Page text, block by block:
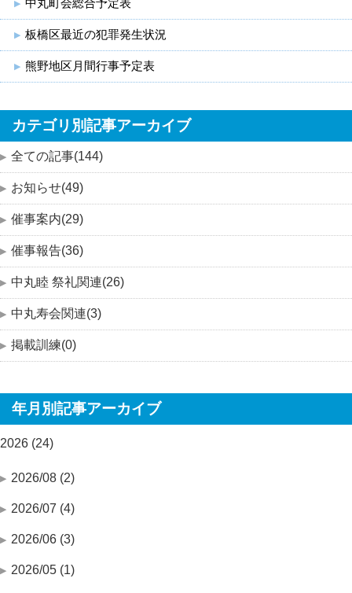
中丸町会総合予定表
板橋区最近の犯罪発生状況
熊野地区月間行事予定表
カテゴリ別記事アーカイブ
全ての記事(144)
お知らせ(49)
催事案内(29)
催事報告(36)
中丸睦 祭礼関連(26)
中丸寿会関連(3)
掲載訓練(0)
年月別記事アーカイブ
2026 (24)
2026/08 (2)
2026/07 (4)
2026/06 (3)
2026/05 (1)